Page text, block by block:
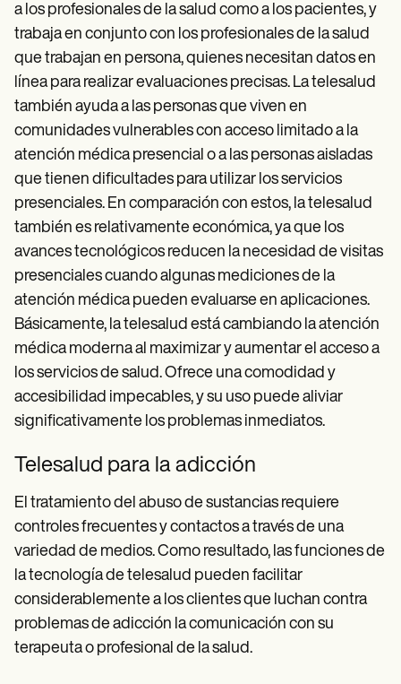
a los profesionales de la salud como a los pacientes, y
trabaja en conjunto con los profesionales de la salud
que trabajan en persona, quienes necesitan datos en
línea para realizar evaluaciones precisas. La telesalud
también ayuda a las personas que viven en
comunidades vulnerables con acceso limitado a la
atención médica presencial o a las personas aisladas
que tienen dificultades para utilizar los servicios
presenciales. En comparación con estos, la telesalud
también es relativamente económica, ya que los
avances tecnológicos reducen la necesidad de visitas
presenciales cuando algunas mediciones de la
atención médica pueden evaluarse en aplicaciones.
Básicamente, la telesalud está cambiando la atención
médica moderna al maximizar y aumentar el acceso a
los servicios de salud. Ofrece una comodidad y
accesibilidad impecables, y su uso puede aliviar
significativamente los problemas inmediatos.
Telesalud para la adicción
El tratamiento del abuso de sustancias requiere
controles frecuentes y contactos a través de una
variedad de medios. Como resultado, las funciones de
la tecnología de telesalud pueden facilitar
considerablemente a los clientes que luchan contra
problemas de adicción la comunicación con su
terapeuta o profesional de la salud.